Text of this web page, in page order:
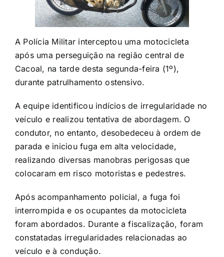
A Polícia Militar interceptou uma motocicleta
após uma perseguição na região central de
Cacoal, na tarde desta segunda-feira (1º),
durante patrulhamento ostensivo.
A equipe identificou indícios de irregularidade no
veículo e realizou tentativa de abordagem. O
condutor, no entanto, desobedeceu à ordem de
parada e iniciou fuga em alta velocidade,
realizando diversas manobras perigosas que
colocaram em risco motoristas e pedestres.
Após acompanhamento policial, a fuga foi
interrompida e os ocupantes da motocicleta
foram abordados. Durante a fiscalização, foram
constatadas irregularidades relacionadas ao
veículo e à condução.